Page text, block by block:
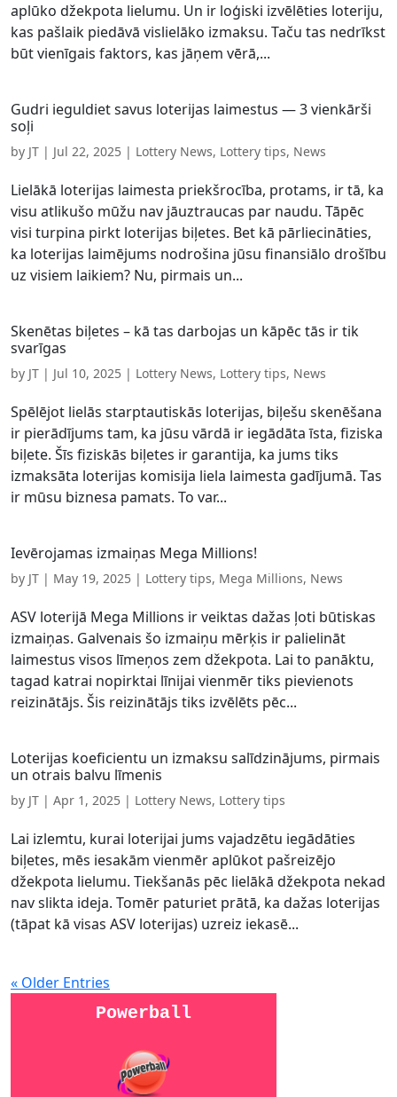
aplūko džekpota lielumu. Un ir loģiski izvēlēties loteriju,
kas pašlaik piedāvā vislielāko izmaksu. Taču tas nedrīkst
būt vienīgais faktors, kas jāņem vērā,...
Gudri ieguldiet savus loterijas laimestus — 3 vienkārši
soļi
by JT | Jul 22, 2025 | Lottery News, Lottery tips, News
Lielākā loterijas laimesta priekšrocība, protams, ir tā, ka
visu atlikušo mūžu nav jāuztraucas par naudu. Tāpēc
visi turpina pirkt loterijas biļetes. Bet kā pārliecināties,
ka loterijas laimējums nodrošina jūsu finansiālo drošību
uz visiem laikiem? Nu, pirmais un...
Skenētas biļetes – kā tas darbojas un kāpēc tās ir tik
svarīgas
by JT | Jul 10, 2025 | Lottery News, Lottery tips, News
Spēlējot lielās starptautiskās loterijas, biļešu skenēšana
ir pierādījums tam, ka jūsu vārdā ir iegādāta īsta, fiziska
biļete. Šīs fiziskās biļetes ir garantija, ka jums tiks
izmaksāta loterijas komisija liela laimesta gadījumā. Tas
ir mūsu biznesa pamats. To var...
Ievērojamas izmaiņas Mega Millions!
by JT | May 19, 2025 | Lottery tips, Mega Millions, News
ASV loterijā Mega Millions ir veiktas dažas ļoti būtiskas
izmaiņas. Galvenais šo izmaiņu mērķis ir palielināt
laimestus visos līmeņos zem džekpota. Lai to panāktu,
tagad katrai nopirktai līnijai vienmēr tiks pievienots
reizinātājs. Šis reizinātājs tiks izvēlēts pēc...
Loterijas koeficientu un izmaksu salīdzinājums, pirmais
un otrais balvu līmenis
by JT | Apr 1, 2025 | Lottery News, Lottery tips
Lai izlemtu, kurai loterijai jums vajadzētu iegādāties
biļetes, mēs iesakām vienmēr aplūkot pašreizējo
džekpota lielumu. Tiekšanās pēc lielākā džekpota nekad
nav slikta ideja. Tomēr paturiet prātā, ka dažas loterijas
(tāpat kā visas ASV loterijas) uzreiz iekasē...
« Older Entries